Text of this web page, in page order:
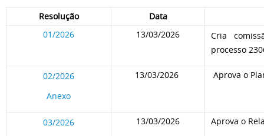
Resolução
Data
01/2026
13/03/2026
Cria
processo
02/2026
Anexo
13/03/2026 Aprova o
03/2026
13/03/2026 Aprova o